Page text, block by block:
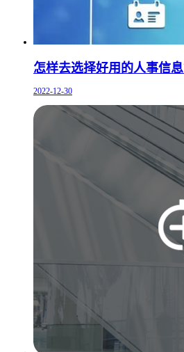
怎样去选择好用的人事信息
2022-12-30